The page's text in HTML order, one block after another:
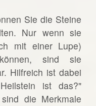
Sie die Steine
Nur wenn sie
mit einer Lupe)
sind sie
Hilfreich ist dabei
ist das?"
die Merkmale